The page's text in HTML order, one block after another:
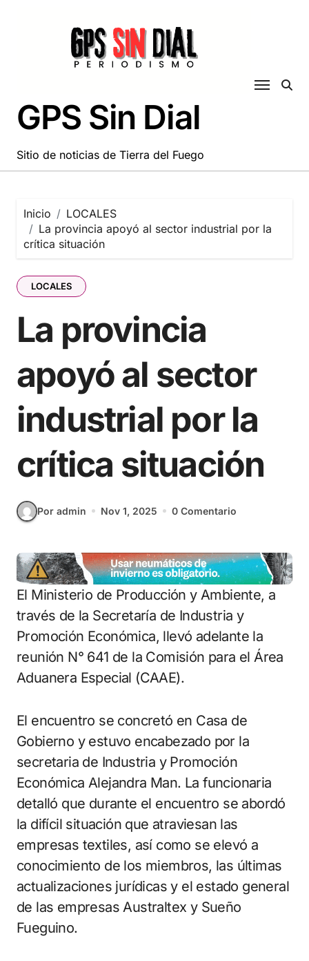
GPS Sin Dial
Sitio de noticias de Tierra del Fuego
Inicio
LOCALES
La provincia apoyó al sector industrial por la
crítica situación
LOCALES
La provincia
apoyó al sector
industrial por la
crítica situación
Por admin Nov 1, 2025 0 Comentario
El Ministerio de Producción y Ambiente, a
través de la Secretaría de Industria y
Promoción Económica, llevó adelante la
reunión N° 641 de la Comisión para el Área
Aduanera Especial (CAAE).
El encuentro se concretó en Casa de
Gobierno y estuvo encabezado por la
secretaria de Industria y Promoción
Económica Alejandra Man. La funcionaria
detalló que durante el encuentro se abordó
la difícil situación que atraviesan las
empresas textiles, así como se elevó a
conocimiento de los miembros, las últimas
actualizaciones jurídicas y el estado general
de las empresas Australtex y Sueño
Fueguino.